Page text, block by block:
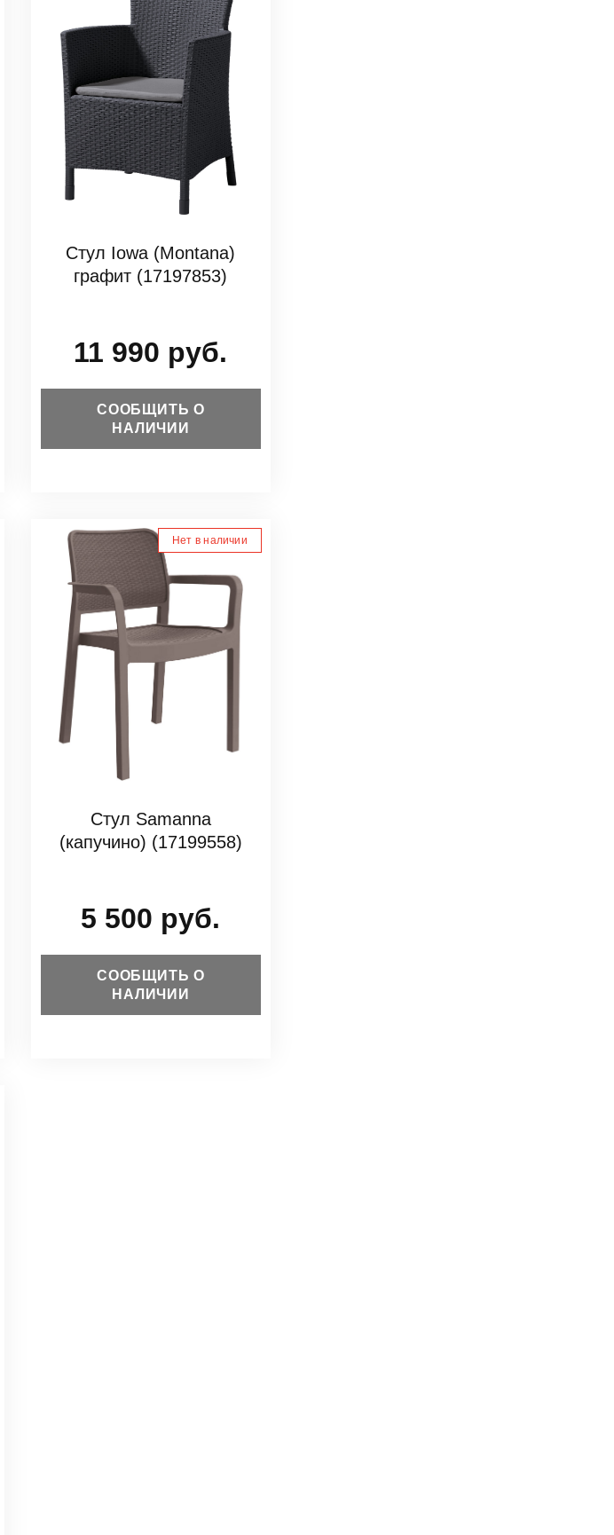
Стул Iowa (Montana)
графит (17197853)
11 990 руб.
СООБЩИТЬ О
НАЛИЧИИ
Нет в наличии
Стул Samanna
(капучино) (17199558)
5 500 руб.
СООБЩИТЬ О
НАЛИЧИИ